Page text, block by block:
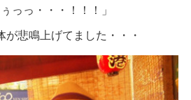
っっ・・・！！！」
悲鳴上げてました・・・